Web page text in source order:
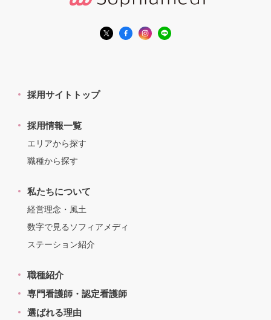
採用サイトトップ
採用情報一覧
エリアから探す
職種から探す
私たちについて
経営理念・風土
数字で見るソフィアメディ
ステーション紹介
職種紹介
専門看護師・認定看護師
選ばれる理由